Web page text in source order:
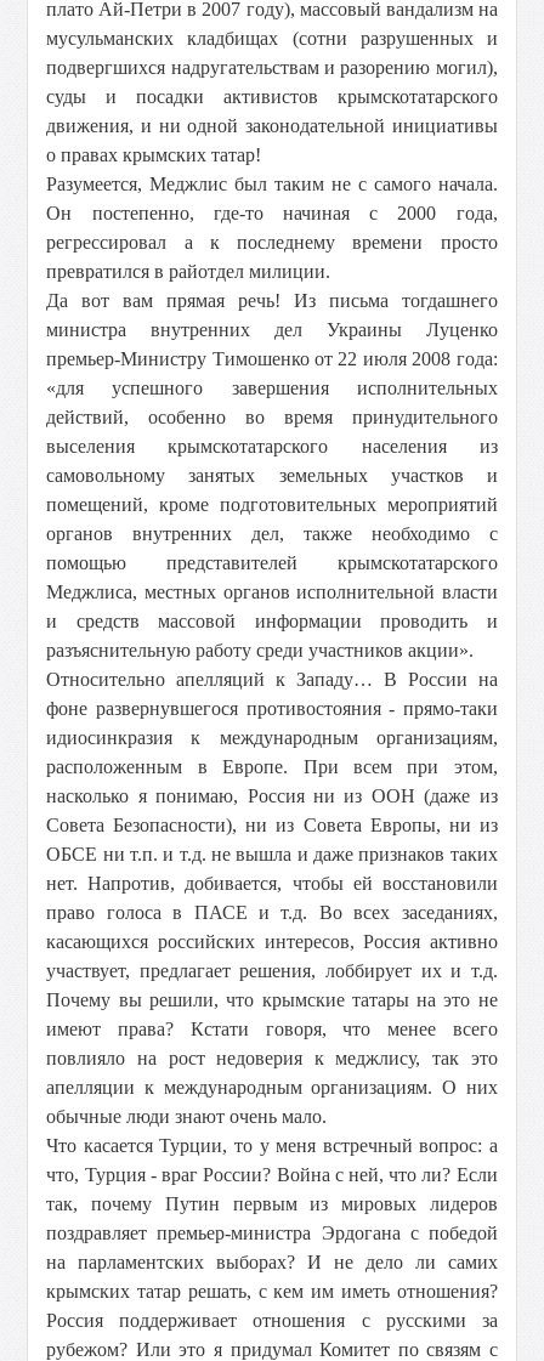
плато Ай-Петри в 2007 году), массовый вандализм на
мусульманских кладбищах (сотни разрушенных и
подвергшихся надругательствам и разорению могил),
суды и посадки активистов крымскотатарского
движения, и ни одной законодательной инициативы
о правах крымских татар!
Разумеется, Меджлис был таким не с самого начала.
Он постепенно, где-то начиная с 2000 года,
регрессировал а к последнему времени просто
превратился в райотдел милиции.
Да вот вам прямая речь! Из письма тогдашнего
министра внутренних дел Украины Луценко
премьер-Министру Тимошенко от 22 июля 2008 года:
«для успешного завершения исполнительных
действий, особенно во время принудительного
выселения крымскотатарского населения из
самовольному занятых земельных участков и
помещений, кроме подготовительных мероприятий
органов внутренних дел, также необходимо с
помощью представителей крымскотатарского
Меджлиса, местных органов исполнительной власти
и средств массовой информации проводить и
разъяснительную работу среди участников акции».
Относительно апелляций к Западу… В России на
фоне развернувшегося противостояния - прямо-таки
идиосинкразия к международным организациям,
расположенным в Европе. При всем при этом,
насколько я понимаю, Россия ни из ООН (даже из
Совета Безопасности), ни из Совета Европы, ни из
ОБСЕ ни т.п. и т.д. не вышла и даже признаков таких
нет. Напротив, добивается, чтобы ей восстановили
право голоса в ПАСЕ и т.д. Во всех заседаниях,
касающихся российских интересов, Россия активно
участвует, предлагает решения, лоббирует их и т.д.
Почему вы решили, что крымские татары на это не
имеют права? Кстати говоря, что менее всего
повлияло на рост недоверия к меджлису, так это
апелляции к международным организациям. О них
обычные люди знают очень мало.
Что касается Турции, то у меня встречный вопрос: а
что, Турция - враг России? Война с ней, что ли? Если
так, почему Путин первым из мировых лидеров
поздравляет премьер-министра Эрдогана с победой
на парламентских выборах? И не дело ли самих
крымских татар решать, с кем им иметь отношения?
Россия поддерживает отношения с русскими за
рубежом? Или это я придумал Комитет по связям с